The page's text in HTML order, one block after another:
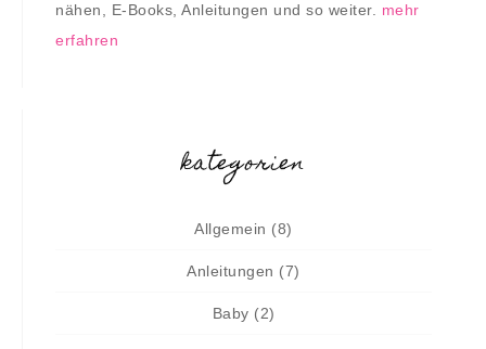
nähen, E-Books, Anleitungen und so weiter. mehr
erfahren
kategorien
Allgemein (8)
Anleitungen (7)
Baby (2)